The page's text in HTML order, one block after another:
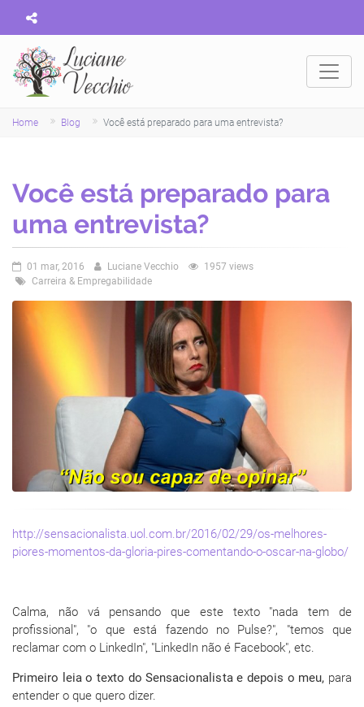
Home Blog Você está preparado para uma entrevista?
Você está preparado para
uma entrevista?
01 mar, 2016 Luciane Vecchio
1957 views
Carreira & Empregabilidade
http://sensacionalista.uol.com.br/2016/02/29/os-melhores-
piores-momentos-da-gloria-pires-comentando-o-oscar-na-globo/
Calma, não vá pensando que este texto "nada tem de
profissional", "o que está fazendo no Pulse?", "temos que
reclamar com o LinkedIn", "LinkedIn não é Facebook", etc.
Primeiro leia o texto do Sensacionalista e depois o meu, para
entender o que quero dizer.